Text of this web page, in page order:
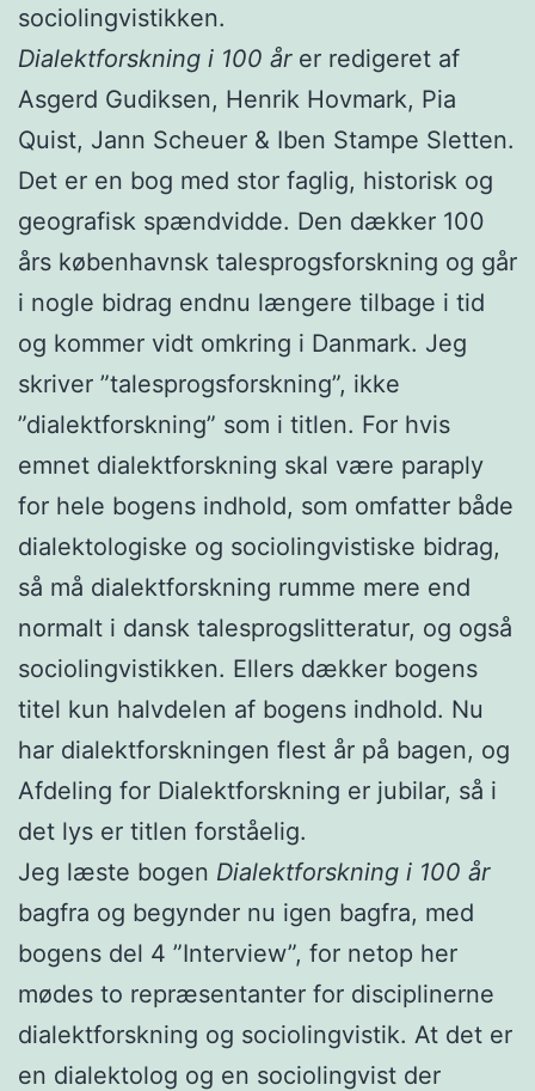
sociolingvistikken.
Dialektforskning i 100 årer redigeret af
Asgerd Gudiksen, Henrik Hovmark, Pia
Quist, Jann Scheuer & Iben Stampe Sletten.
Det er en bog med stor faglig, historisk og
geografisk spændvidde. Den dækker 100
års københavnsk talesprogsforskning og går
i nogle bidrag endnu længere tilbage i tid
og kommer vidt omkring i Danmark. Jeg
skriver ”talesprogsforskning”, ikke
”dialektforskning” som i titlen. For hvis
emnet dialektforskning skal være paraply
for hele bogens indhold, som omfatter både
dialektologiske og sociolingvistiske bidrag,
så må dialektforskning rumme mere end
normalt i dansk talesprogslitteratur, og også
sociolingvistikken. Ellers dækker bogens
titel kun halvdelen af bogens indhold. Nu
har dialektforskningen flest år på bagen, og
Afdeling for Dialektforskning er jubilar, så i
det lys er titlen forståelig.
Jeg læste bogen Dialektforskning i 100 år
bagfra og begynder nu igen bagfra, med
bogens del 4 ”Interview”, for netop her
mødes to repræsentanter for disciplinerne
dialektforskning og sociolingvistik. At det er
en dialektolog og en sociolingvist der